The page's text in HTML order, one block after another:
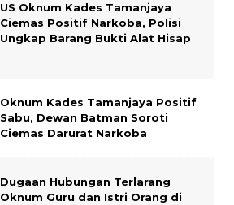
US Oknum Kades Tamanjaya
Ciemas Positif Narkoba, Polisi
Ungkap Barang Bukti Alat Hisap
Oknum Kades Tamanjaya Positif
Sabu, Dewan Batman Soroti
Ciemas Darurat Narkoba
Dugaan Hubungan Terlarang
Oknum Guru dan Istri Orang di